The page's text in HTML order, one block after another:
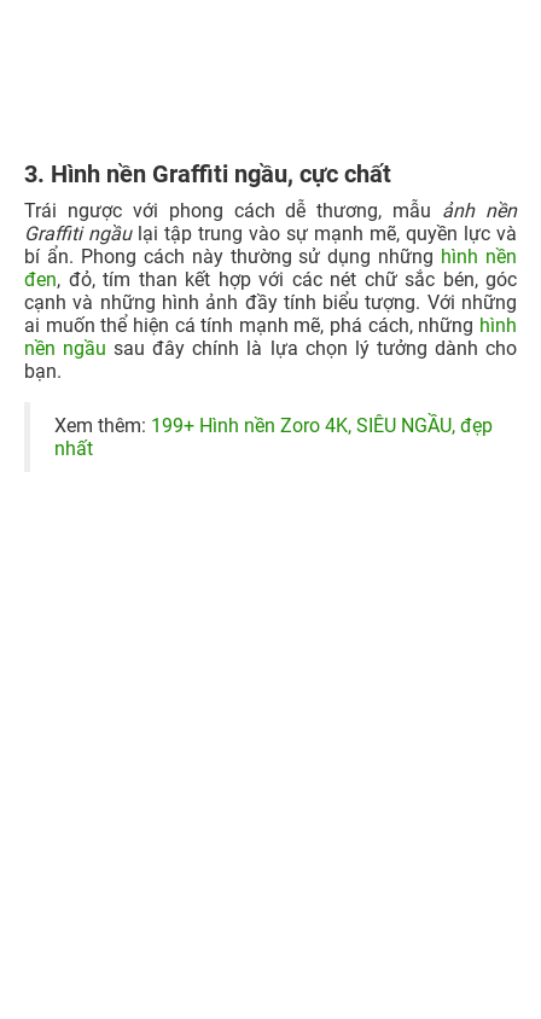
3. Hình nền Graffiti ngầu, cực chất
Trái ngược với phong cách dễ thương, mẫu ảnh nền
Graffiti ngầulại tập trung vào sự mạnh mẽ, quyền lực và
bí ẩn. Phong cách này thường sử dụng những hình nền
đen, đỏ, tím than kết hợp với các nét chữ sắc bén, góc
cạnh và những hình ảnh đầy tính biểu tượng. Với những
ai muốn thể hiện cá tính mạnh mẽ, phá cách, những hình
nền ngầu sau đây chính là lựa chọn lý tưởng dành cho
bạn.
Xem thêm: 199+ Hình nền Zoro 4K, SIÊU NGẦU, đẹp
nhất